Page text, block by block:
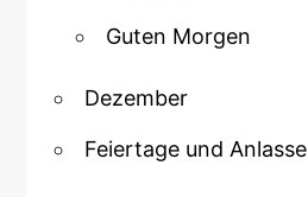
Guten Morgen
Dezember
Feiertage und Anlasse